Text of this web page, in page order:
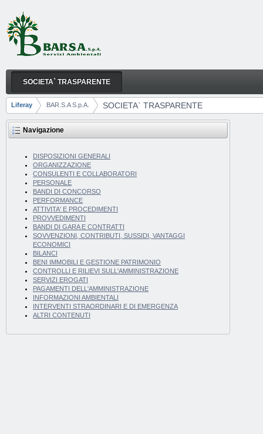
Salta al contenuto
SOCIETA` TRASPARENTE
Navigazione
SOCIETA` TRASPARENTE
Breadcrumb
Liferay BAR.S.A S.p.A. SOCIETA` TRASPARENTE
Navigazione
DISPOSIZIONI GENERALI
ORGANIZZAZIONE
CONSULENTI E COLLABORATORI
PERSONALE
BANDI DI CONCORSO
PERFORMANCE
ATTIVITA' E PROCEDIMENTI
PROVVEDIMENTI
BANDI DI GARA E CONTRATTI
SOVVENZIONI, CONTRIBUTI, SUSSIDI, VANTAGGI
ECONOMICI
BILANCI
BENI IMMOBILI E GESTIONE PATRIMONIO
CONTROLLI E RILIEVI SULL'AMMINISTRAZIONE
SERVIZI EROGATI
PAGAMENTI DELL'AMMINISTRAZIONE
INFORMAZIONI AMBIENTALI
INTERVENTI STRAORDINARI E DI EMERGENZA
ALTRI CONTENUTI